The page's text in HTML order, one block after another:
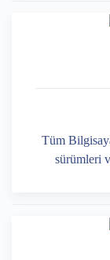
Tüm
sürümleri